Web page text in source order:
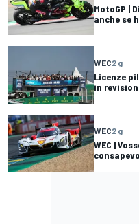
MotoGP |
anche se
WEC2 g
Licenze
in
WEC2 g
WEC |